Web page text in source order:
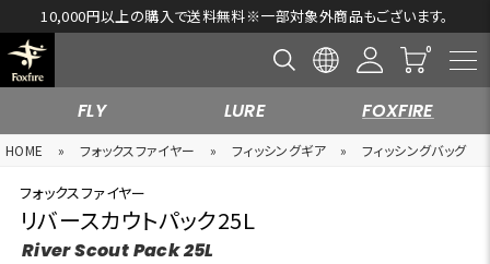
10,000円以上の購入で送料無料※一部対象外商品もございます。
FLY LURE FOXFIRE
HOME » フォックスファイヤー » フィッシングギア » フィッシングバッグ
フォックスファイヤー
リバースカウトパック25L
River Scout Pack 25L